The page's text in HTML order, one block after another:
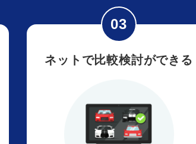
ネットで比較検討ができる